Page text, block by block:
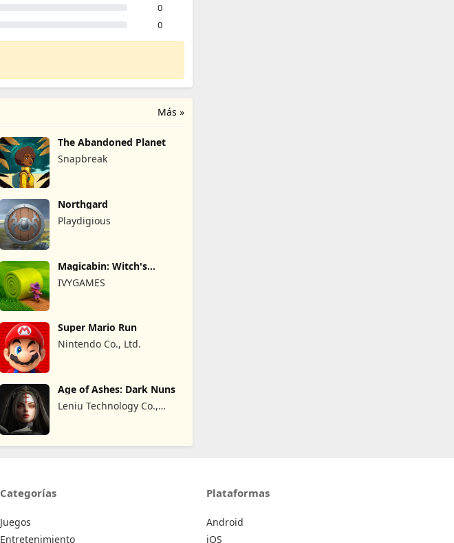
0
0
Más »
The Abandoned Planet
Snapbreak
Northgard
Playdigious
Magicabin: Witch's
IVYGAMES
Super Mario Run
Nintendo Co., Ltd.
Age of Ashes: Dark Nuns
Leniu Technology Co.,
Categorías
Juegos
Entretenimiento
Plataformas
Android
iOS